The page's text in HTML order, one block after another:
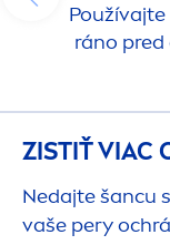
ráno
ZISTIŤ VIAC
Nedajte šancu
vaše pery